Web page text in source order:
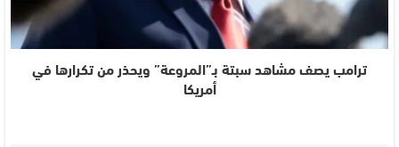
ترامب يصف مشاهد سبتة بـ”المروعة” ويحذر من تكرارها في
أمريكا